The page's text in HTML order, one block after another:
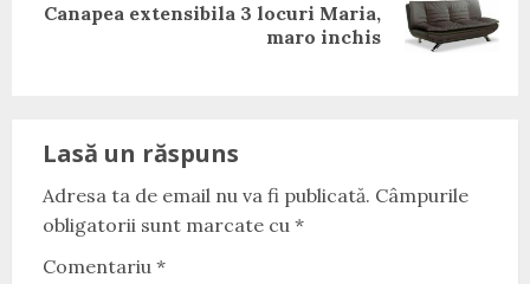
Next
Canapea extensibila 3 locuri Maria,
maro inchis
Lasă un răspuns
Adresa ta de email nu va fi publicată. Câmpurile
obligatorii sunt marcate cu *
Comentariu *